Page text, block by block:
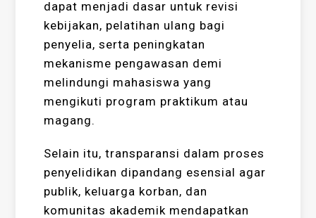
dapat menjadi dasar untuk revisi
kebijakan, pelatihan ulang bagi
penyelia, serta peningkatan
mekanisme pengawasan demi
melindungi mahasiswa yang
mengikuti program praktikum atau
magang.
Selain itu, transparansi dalam proses
penyelidikan dipandang esensial agar
publik, keluarga korban, dan
komunitas akademik mendapatkan